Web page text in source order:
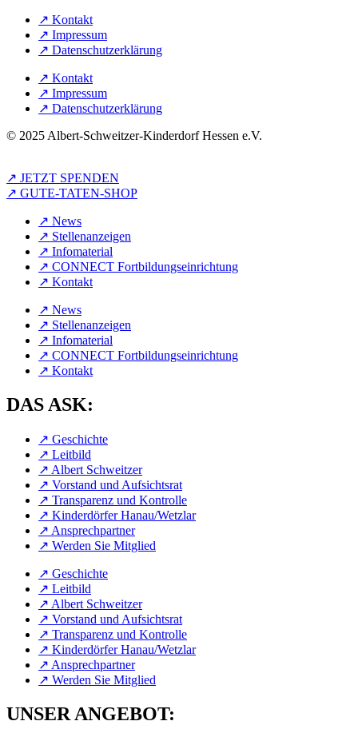
↗︎ Kontakt
↗︎ Impressum
↗︎ Datenschutzerklärung
↗︎ Kontakt
↗︎ Impressum
↗︎ Datenschutzerklärung
© 2025 Albert-Schweitzer-Kinderdorf Hessen e.V.
↗︎ JETZT SPENDEN
↗︎ GUTE-TATEN-SHOP
↗︎ News
↗︎ Stellenanzeigen
↗︎ Infomaterial
↗︎ CONNECT Fortbildungseinrichtung
↗︎ Kontakt
↗︎ News
↗︎ Stellenanzeigen
↗︎ Infomaterial
↗︎ CONNECT Fortbildungseinrichtung
↗︎ Kontakt
DAS ASK:
↗︎ Geschichte
↗︎ Leitbild
↗︎ Albert Schweitzer
↗︎ Vorstand und Aufsichtsrat
↗︎ Transparenz und Kontrolle
↗︎ Kinderdörfer Hanau/Wetzlar
↗︎ Ansprechpartner
↗︎ Werden Sie Mitglied
↗︎ Geschichte
↗︎ Leitbild
↗︎ Albert Schweitzer
↗︎ Vorstand und Aufsichtsrat
↗︎ Transparenz und Kontrolle
↗︎ Kinderdörfer Hanau/Wetzlar
↗︎ Ansprechpartner
↗︎ Werden Sie Mitglied
UNSER ANGEBOT: